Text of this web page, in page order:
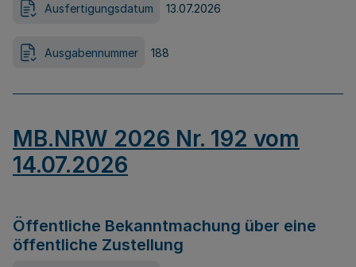
Ausfertigungsdatum 13.07.2026
Ausgabennummer 188
MB.NRW 2026 Nr. 192 vom
14.07.2026
Öffentliche Bekanntmachung über eine
öffentliche Zustellung